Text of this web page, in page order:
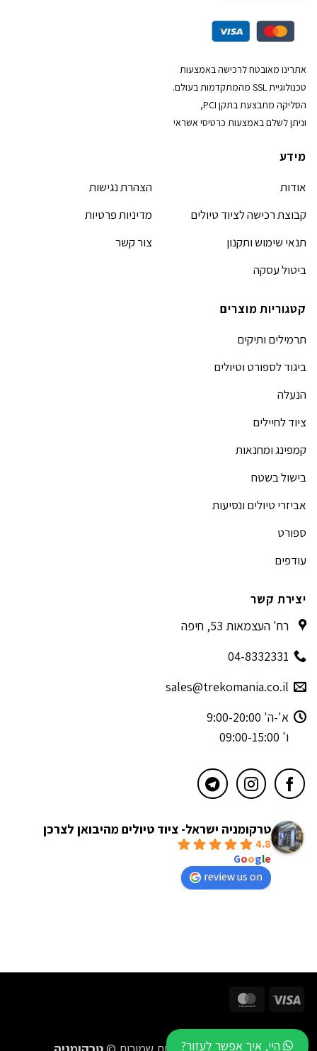
אתרינו מאובטח לרכישה באמצעות
טכנולוגיית SSL מהמתקדמות בעולם.
הסליקה מתבצעת בתקן PCI,
וניתן לשלם באמצעות כרטיסי אשראי
מידע
אודות
קבוצת רכישה לציוד טיולים
תנאי שימוש ותקנון
ביטול עסקה
הצהרת נגישות
מדיניות פרטיות
צור קשר
קטגוריות מוצרים
תרמילים ותיקים
ביגוד לספורט וטיולים
הנעלה
ציוד לחיילים
קמפינג ומחנאות
בישול בשטח
אביזרי טיולים ונסיעות
ספורט
עודפים
יצירת קשר
רח' העצמאות 53, חיפה
04-8332331
sales@trekomania.co.il
א'-ה' 9:00-20:00
ו' 09:00-15:00
טרקומניה ישראל- ציוד טיולים מהיבואן לצרכן
4.8
Google
review us on
Visa
היי, איך אפשר לעזור?